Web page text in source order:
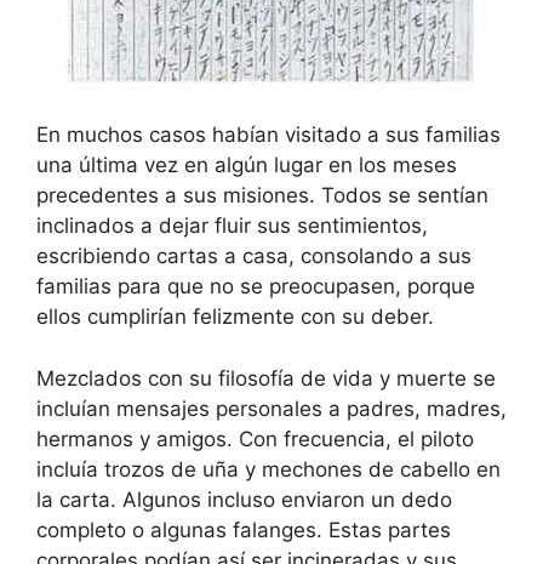
En muchos casos habían visitado a sus familias
una última vez en algún lugar en los meses
precedentes a sus misiones. Todos se sentían
inclinados a dejar fluir sus sentimientos,
escribiendo cartas a casa, consolando a sus
familias para que no se preocupasen, porque
ellos cumplirían felizmente con su deber.
Mezclados con su filosofía de vida y muerte se
incluían mensajes personales a padres, madres,
hermanos y amigos. Con frecuencia, el piloto
incluía trozos de uña y mechones de cabello en
la carta. Algunos incluso enviaron un dedo
completo o algunas falanges. Estas partes